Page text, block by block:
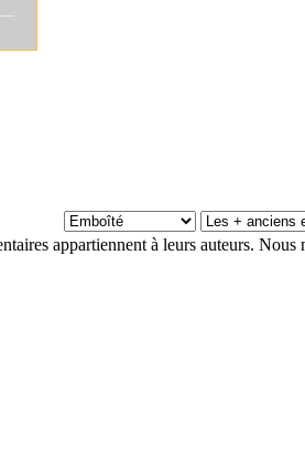
appartiennent à leurs auteurs. Nous